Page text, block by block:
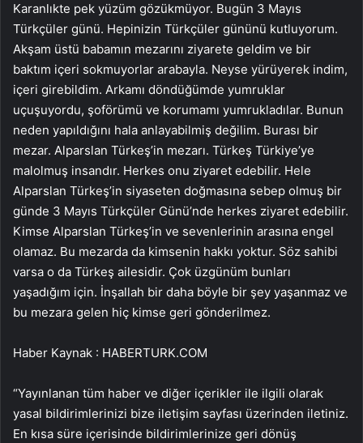
Karanlıkte pek yüzüm gözükmüyor. Bugün 3 Mayıs
Türkçüler günü. Hepinizin Türkçüler gününü kutluyorum.
Akşam üstü babamın mezarını ziyarete geldim ve bir
baktım içeri sokmuyorlar arabayla. Neyse yürüyerek indim,
içeri girebildim. Arkamı döndüğümde yumruklar
uçuşuyordu, şoförümü ve korumamı yumrukladılar. Bunun
neden yapıldığını hala anlayabilmiş değilim. Burası bir
mezar. Alparslan Türkeş’in mezarı. Türkeş Türkiye’ye
malolmuş insandır. Herkes onu ziyaret edebilir. Hele
Alparslan Türkeş’in siyaseten doğmasına sebep olmuş bir
günde 3 Mayıs Türkçüler Günü’nde herkes ziyaret edebilir.
Kimse Alparslan Türkeş’in ve sevenlerinin arasına engel
olamaz. Bu mezarda da kimsenin hakkı yoktur. Söz sahibi
varsa o da Türkeş ailesidir. Çok üzgünüm bunları
yaşadığım için. İnşallah bir daha böyle bir şey yaşanmaz ve
bu mezara gelen hiç kimse geri gönderilmez.
Haber Kaynak : HABERTURK.COM
“Yayınlanan tüm haber ve diğer içerikler ile ilgili olarak
yasal bildirimlerinizi bize iletişim sayfası üzerinden iletiniz.
En kısa süre içerisinde bildirimlerinize geri dönüş